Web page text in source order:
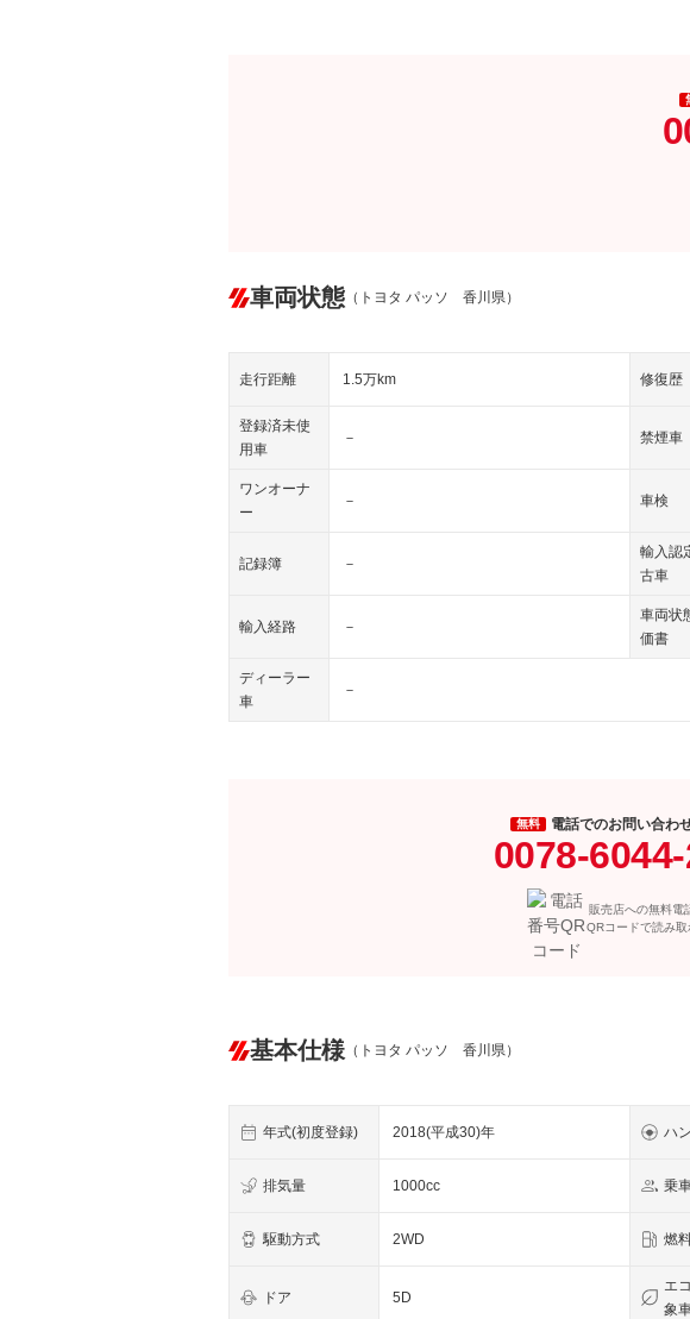
車両状態 （トヨタ パッソ 香川県）
走行距離 1.5万km 修復歴
登録済未使
用車
－ 禁煙車
ワンオーナ
ー
－ 車検
記録簿 －
輸入認
古車
輸入経路 －
車両状
価書
ディーラー
車
－
無料 電話でのお問い合わ
0078-
販売店への無料電
QRコードで読み取
基本仕様 （トヨタ パッソ 香川県）
年式(初度登録) 2018(平成30)年 ハ
排気量 1000cc 乗
駆動方式 2WD 燃
ドア 5D
エ
象